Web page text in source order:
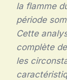
la flamme
période
Cette
complète
les